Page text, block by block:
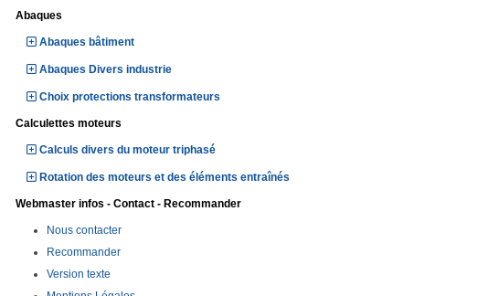
Abaques
Abaques bâtiment
Abaques Divers industrie
Choix protections transformateurs
Calculettes moteurs
Calculs divers du moteur triphasé
Rotation des moteurs et des éléments entraînés
Webmaster infos - Contact - Recommander
Nous contacter
Recommander
Version texte